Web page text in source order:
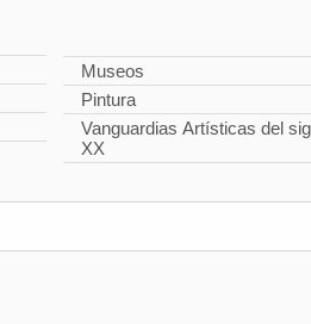
Museos
Pintura
Vanguardias Artísticas del
XX